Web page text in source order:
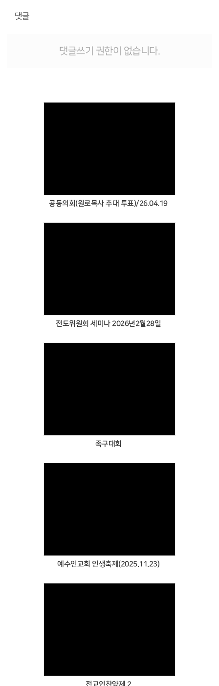
댓글
댓글쓰기 권한이 없습니다.
공동의회(원로목사 추대 투표)/26.04.19
전도위원회 세미나 2026년2월28일
족구대회
예수인교회 인생축제(2025.11.23)
전교인찬양제 2